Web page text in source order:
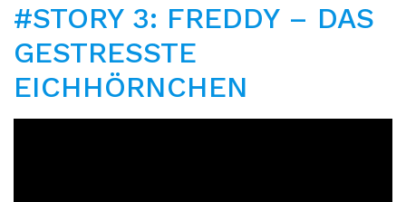
#STORY 3: FREDDY – DAS
GESTRESSTE
EICHHÖRNCHEN